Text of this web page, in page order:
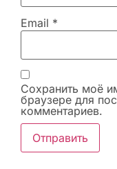
Email *
Сохранить моё
браузере для
комментариев.